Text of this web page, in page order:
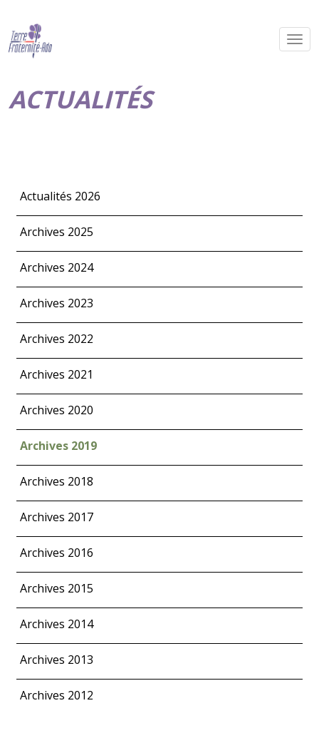
ACTUALITÉS
Actualités 2026
Archives 2025
Archives 2024
Archives 2023
Archives 2022
Archives 2021
Archives 2020
Archives 2019
Archives 2018
Archives 2017
Archives 2016
Archives 2015
Archives 2014
Archives 2013
Archives 2012